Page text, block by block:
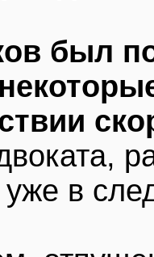
был
уже в